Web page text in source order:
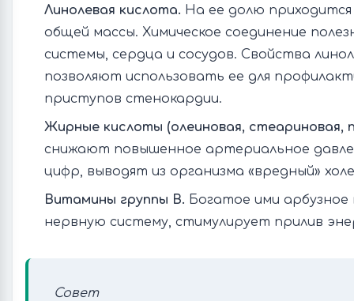
Линолевая кислота. На ее долю приходится
общей массы. Химическое соединение
системы, сердца и сосудов. Свойства
позволяют использовать ее для
приступов стенокардии.
Жирные кислоты (олеиновая, стеариновая,
снижают повышенное артериальное
цифр, выводят из организма «вредный»
Витамины группы В. Богатое ими арбузное
нервную систему, стимулирует прилив
Совет